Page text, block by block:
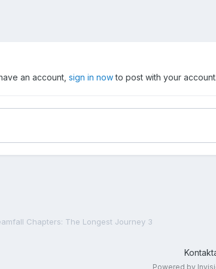
an account, sign in nowto post with your account.
Chapters: The Longest Journey 3
Powered by